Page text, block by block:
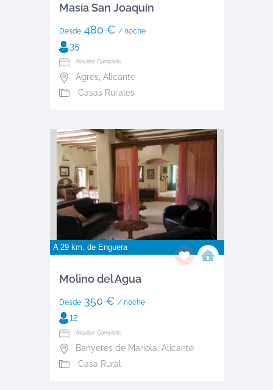
Masía San Joaquín
Desde480 € / noche
35
Alquiler: Completo
Agres, Alicante
Casas Rurales
A 29 km. de Enguera
Molino del Agua
Desde350 € / noche
12
Alquiler: Completo
Banyeres de Mariola, Alicante
Casa Rural